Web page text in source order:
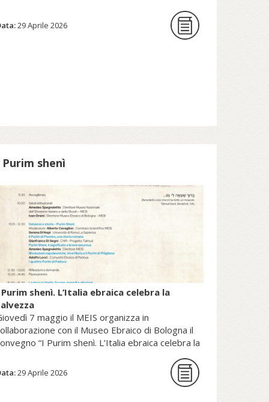
La Fondazione per le scienze
patrimonio della Sede Apostolica, e
pubblicato dal Sole 24 Ore (2025).
Scopri di più su fscire.it...
29 Aprile 2026
Purim shenì
shenì. L’Italia ebraica celebra la
7 maggio il MEIS organizza in
con il Museo Ebraico di Bologna il
“I Purim shenì. L’Italia ebraica celebra la
29 Aprile 2026